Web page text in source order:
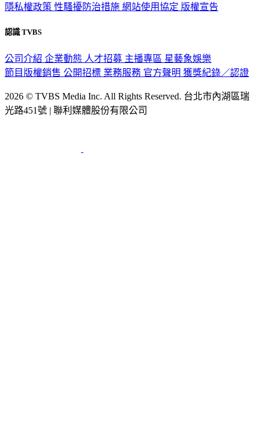
隱私權政策 性騷擾防治措施 網站使用協定 版權宣告
認識 TVBS
公司介紹 企業動態 人才招募 主播專區 星藝象娛樂
節目版權銷售 公開招標 業務服務 官方聲明 獲獎紀錄／認證
2026 © TVBS Media Inc. All Rights Reserved. 台北市內湖區瑞
光路451號 | 聯利媒體股份有限公司